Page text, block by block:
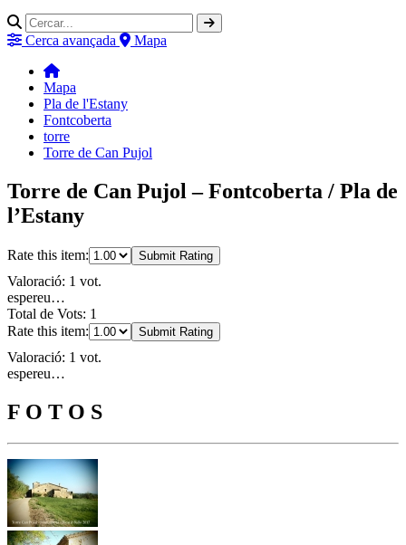
Cerca avançada Mapa
Mapa
Pla de l'Estany
Fontcoberta
torre
Torre de Can Pujol
Torre de Can Pujol – Fontcoberta / Pla de
l’Estany
Rate this item: Submit Rating
Valoració: 1 vot.
espereu…
Total de Vots: 1
Rate this item:
Submit Rating
Valoració: 1 vot.
espereu…
F O T O S